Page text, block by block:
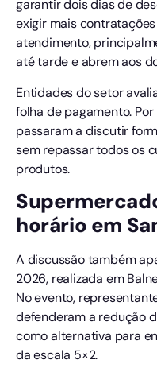
garantir dois dias de
exigir mais
atendimento,
até tarde e abrem aos
Entidades do setor
folha de pagamento.
passaram a discutir
sem repassar todos os
produtos.
horário em
A discussão também
2026, realizada em
No evento,
defenderam a redução
como alternativa para
da escala 5×2.